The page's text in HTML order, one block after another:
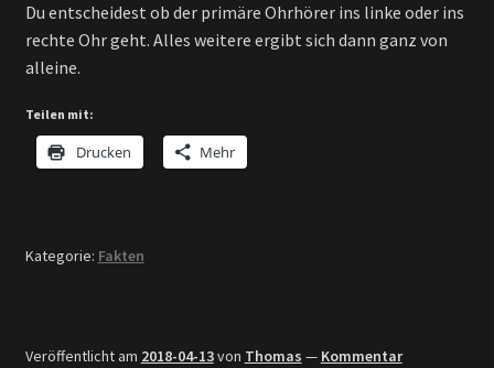
Du entscheidest ob der primäre Ohrhörer ins linke oder ins
rechte Ohr geht. Alles weitere ergibt sich dann ganz von
alleine.
Teilen mit:
Drucken Mehr
Kategorie: Fakten
Veröffentlicht am 2018-04-13von Thomas — Kommentar